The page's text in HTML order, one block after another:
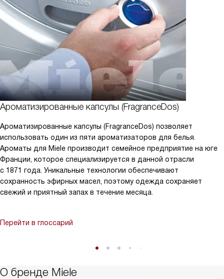
Ароматизированные капсулы (FragranceDos)
Ароматизированные капсулы (FragranceDos) позволяет
использовать один из пяти ароматизаторов для белья.
Ароматы для Miele производит семейное предприятие на юге
Франции, которое специализируется в данной отрасли
с 1871 года. Уникальные технологии обеспечивают
сохранность эфирных масел, поэтому одежда сохраняет
свежий и приятный запах в течение месяца.
Перейти в глоссарий
О бренде Miele